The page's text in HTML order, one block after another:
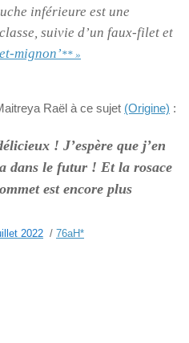
inférieure est une
suivie d’un faux-filet et
mignon’** »
Raël à ce sujet (Origine) :
! J’espère que j’en
dans le futur ! Et la rosace
est encore plus
2022 / 76aH*